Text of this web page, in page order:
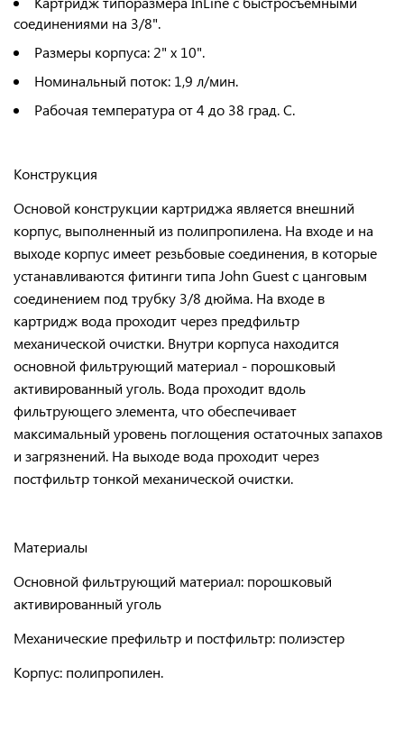
соединениями на 3/8".
Размеры корпуса: 2" х 10".
Номинальный поток: 1,9 л/мин.
Рабочая температура от 4 до 38 град. С.
Конструкция
Основой конструкции картриджа является внешний
корпус, выполненный из полипропилена. На входе и на
выходе корпус имеет резьбовые соединения, в которые
устанавливаются фитинги типа John Guest с цанговым
соединением под трубку 3/8 дюйма. На входе в
картридж вода проходит через предфильтр
механической очистки. Внутри корпуса находится
основной фильтрующий материал - порошковый
активированный уголь. Вода проходит вдоль
фильтрующего элемента, что обеспечивает
максимальный уровень поглощения остаточных запахов
и загрязнений. На выходе вода проходит через
постфильтр тонкой механической очистки.
Материалы
Основной фильтрующий материал: порошковый
активированный уголь
Механические префильтр и постфильтр: полиэстер
Корпус: полипропилен.